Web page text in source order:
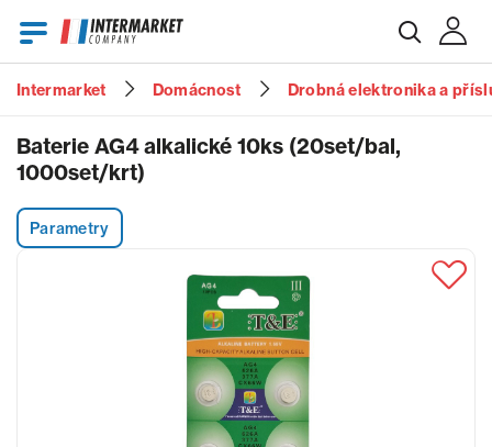
Heslo
Zapomenuté heslo?
Intermarket Domácnost Drobná elektronika a
Baterie AG4 alkalické 10ks (20set/bal,
1000set/krt)
Parametry